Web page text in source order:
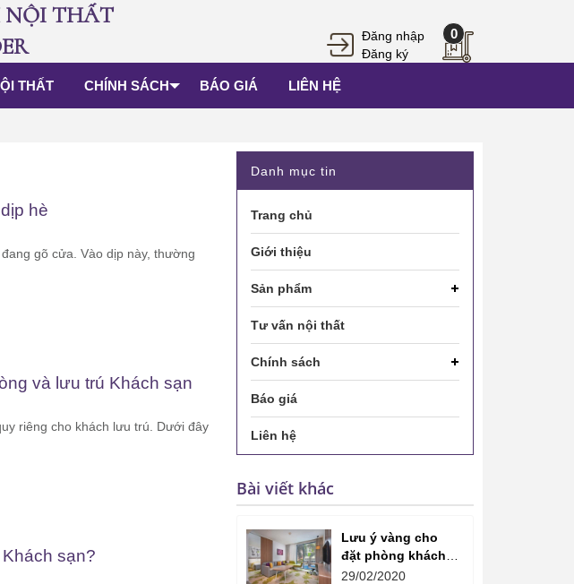
NỘI THẤT
Đăng nhập
Đăng ký
0
THẤT CHÍNH SÁCH BÁO GIÁ LIÊN HỆ
hè
gõ cửa. Vào dịp này, thường
và lưu trú Khách sạn
riêng cho khách lưu trú. Dưới đây
sạn?
Danh mục tin
Trang chủ
Giới thiệu
Sản phẩm
Tư vấn nội thất
Chính sách
Báo giá
Liên hệ
Bài viết khác
Lưu ý vàng cho
đặt phòng khách
sạn dịp hè
29/02/2020